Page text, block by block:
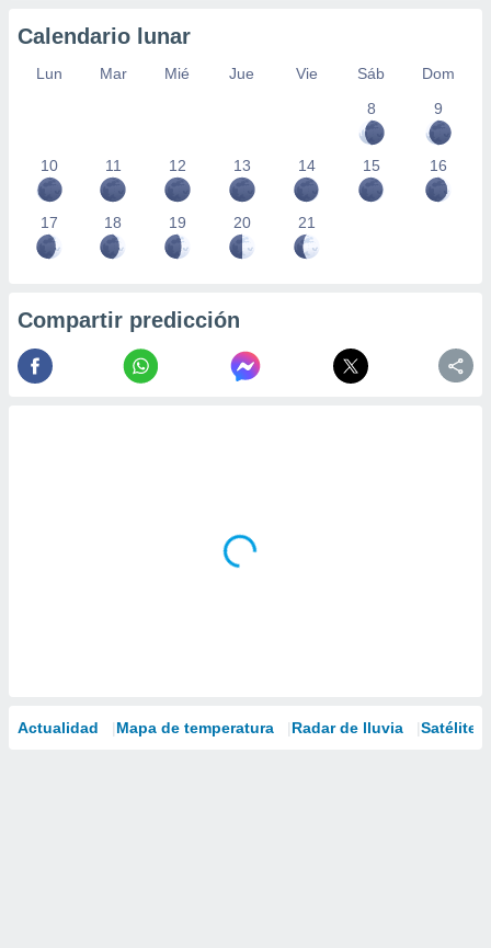
Calendario lunar
Lun Mar Mié Jue Vie Sáb
Dom
8
9
10 11 12 13 14 15 16
17 18 19 20 21
Compartir predicción
Actualidad Mapa de temperatura Radar de lluvia Satélites